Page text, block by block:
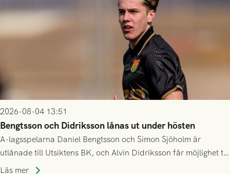
2026-08-04 13:51
Bengtsson och Didriksson lånas ut under hösten
A-lagsspelarna Daniel Bengtsson och Simon Sjöholm är
utlånade till Utsiktens BK, och Alvin Didriksson får möjlighet till
speltid i Hestrafors genom föreningssamarbete.
Läs mer